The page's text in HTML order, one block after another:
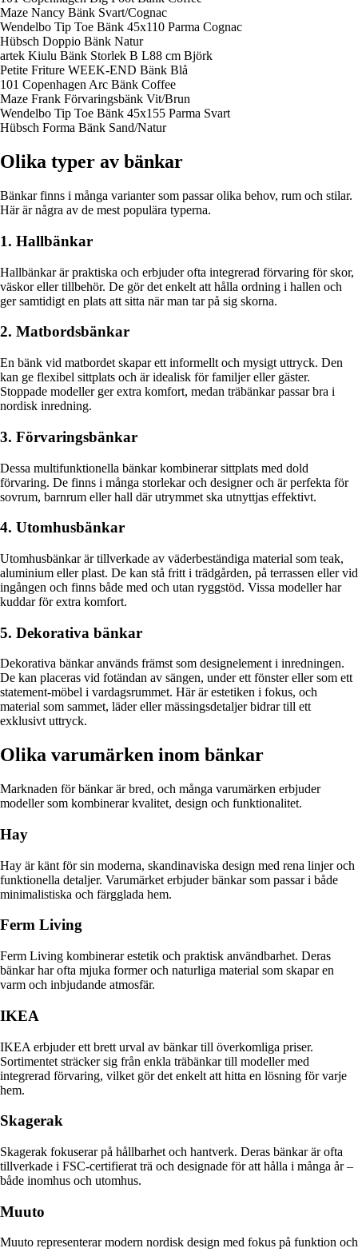
Maze Nancy Bänk Svart/Cognac
Wendelbo Tip Toe Bänk 45x110 Parma Cognac
Hübsch Doppio Bänk Natur
artek Kiulu Bänk Storlek B L88 cm Björk
Petite Friture WEEK-END Bänk Blå
101 Copenhagen Arc Bänk Coffee
Maze Frank Förvaringsbänk Vit/Brun
Wendelbo Tip Toe Bänk 45x155 Parma Svart
Hübsch Forma Bänk Sand/Natur
Olika typer av bänkar
Bänkar finns i många varianter som passar olika behov, rum och stilar.
Här är några av de mest populära typerna.
1. Hallbänkar
Hallbänkar är praktiska och erbjuder ofta integrerad förvaring för skor,
väskor eller tillbehör. De gör det enkelt att hålla ordning i hallen och
ger samtidigt en plats att sitta när man tar på sig skorna.
2. Matbordsbänkar
En bänk vid matbordet skapar ett informellt och mysigt uttryck. Den
kan ge flexibel sittplats och är idealisk för familjer eller gäster.
Stoppade modeller ger extra komfort, medan träbänkar passar bra i
nordisk inredning.
3. Förvaringsbänkar
Dessa multifunktionella bänkar kombinerar sittplats med dold
förvaring. De finns i många storlekar och designer och är perfekta för
sovrum, barnrum eller hall där utrymmet ska utnyttjas effektivt.
4. Utomhusbänkar
Utomhusbänkar är tillverkade av väderbeständiga material som teak,
aluminium eller plast. De kan stå fritt i trädgården, på terrassen eller vid
ingången och finns både med och utan ryggstöd. Vissa modeller har
kuddar för extra komfort.
5. Dekorativa bänkar
Dekorativa bänkar används främst som designelement i inredningen.
De kan placeras vid fotändan av sängen, under ett fönster eller som ett
statement-möbel i vardagsrummet. Här är estetiken i fokus, och
material som sammet, läder eller mässingsdetaljer bidrar till ett
exklusivt uttryck.
Olika varumärken inom bänkar
Marknaden för bänkar är bred, och många varumärken erbjuder
modeller som kombinerar kvalitet, design och funktionalitet.
Hay
Hay är känt för sin moderna, skandinaviska design med rena linjer och
funktionella detaljer. Varumärket erbjuder bänkar som passar i både
minimalistiska och färgglada hem.
Ferm Living
Ferm Living kombinerar estetik och praktisk användbarhet. Deras
bänkar har ofta mjuka former och naturliga material som skapar en
varm och inbjudande atmosfär.
IKEA
IKEA erbjuder ett brett urval av bänkar till överkomliga priser.
Sortimentet sträcker sig från enkla träbänkar till modeller med
integrerad förvaring, vilket gör det enkelt att hitta en lösning för varje
hem.
Skagerak
Skagerak fokuserar på hållbarhet och hantverk. Deras bänkar är ofta
tillverkade i FSC-certifierat trä och designade för att hålla i många år –
både inomhus och utomhus.
Muuto
Muuto representerar modern nordisk design med fokus på funktion och